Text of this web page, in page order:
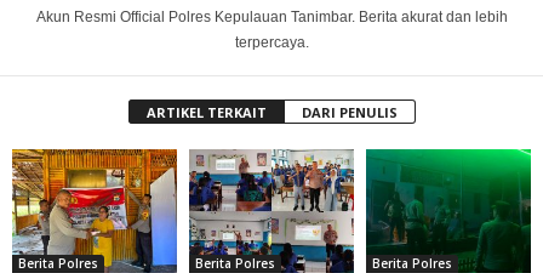
Akun Resmi Official Polres Kepulauan Tanimbar. Berita akurat dan lebih
terpercaya.
ARTIKEL TERKAIT DARI PENULIS
Berita Polres Berita Polres Berita Polres